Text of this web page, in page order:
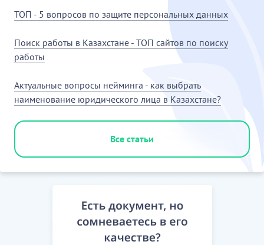
ТОП - 5 вопросов по защите персональных данных
Поиск работы в Казахстане - ТОП сайтов по поиску
работы
Актуальные вопросы нейминга - как выбрать
наименование юридического лица в Казахстане?
Все статьи